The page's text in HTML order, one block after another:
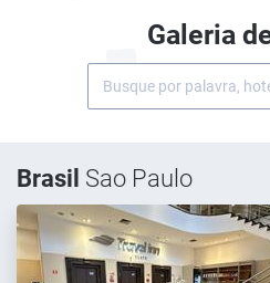
Galeria
Brasil Sao Paulo